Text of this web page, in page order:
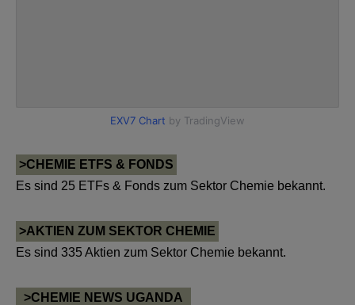
>CHEMIE ETFS & FONDS
Es sind 25 ETFs & Fonds zum Sektor Chemie bekannt.
>AKTIEN ZUM SEKTOR CHEMIE
Es sind 335 Aktien zum Sektor Chemie bekannt.
>CHEMIE NEWS UGANDA